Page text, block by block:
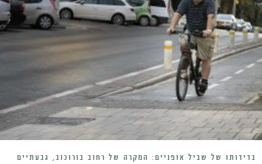
בדידותו של שביל אופניים: המקרה של רחוב בורוכוב, גבעתיים